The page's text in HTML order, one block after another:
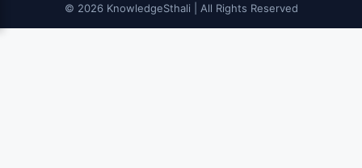
© 2026 KnowledgeSthali | All Rights Reserved